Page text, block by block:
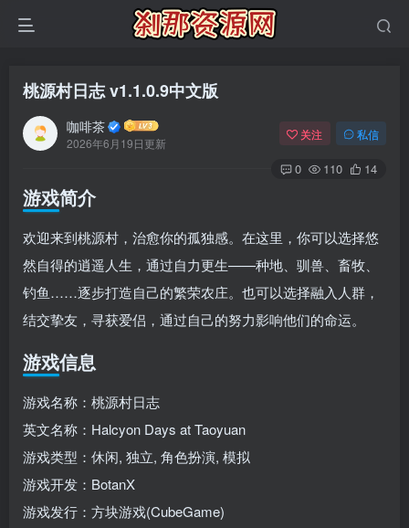
桃源村日志 v1.1.0.9中文版
咖啡茶
2026年6月19日更新
关注 私信
0 110 14
游戏简介
欢迎来到桃源村，治愈你的孤独感。在这里，你可以选择悠
然自得的逍遥人生，通过自力更生——种地、驯兽、畜牧、
钓鱼……逐步打造自己的繁荣农庄。也可以选择融入人群，
结交挚友，寻获爱侣，通过自己的努力影响他们的命运。
游戏信息
游戏名称：桃源村日志
英文名称：Halcyon Days at Taoyuan
游戏类型：休闲, 独立, 角色扮演, 模拟
游戏开发：BotanX
游戏发行：方块游戏(CubeGame)